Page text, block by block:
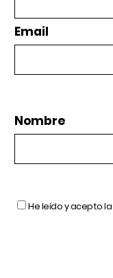
Email
Nombre
He leído y acepto la